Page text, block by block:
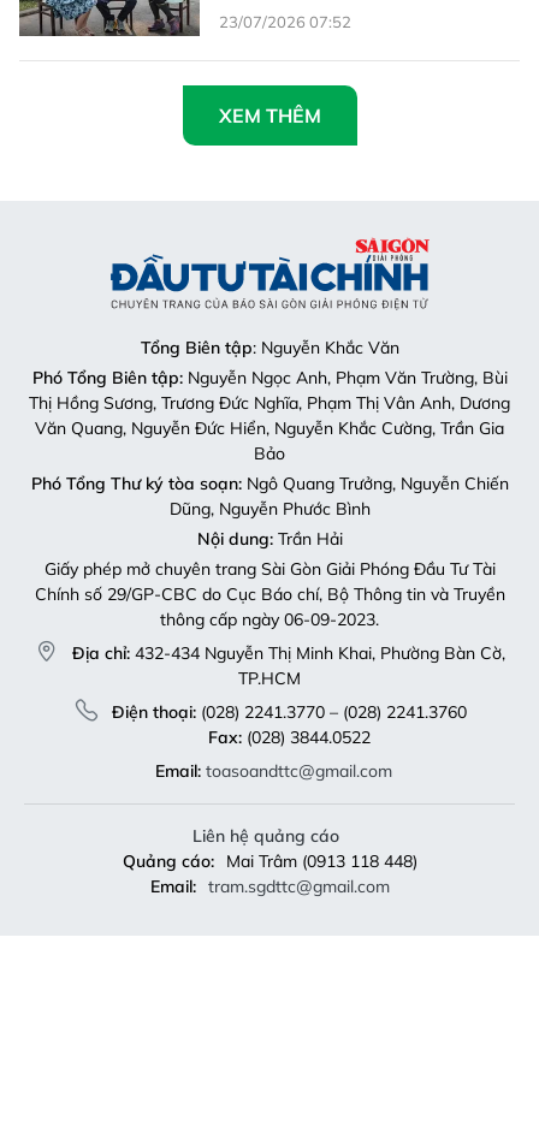
23/07/2026 07:52
XEM THÊM
Tổng Biên tập: Nguyễn Khắc Văn
Phó Tổng Biên tập:Nguyễn Ngọc Anh, Phạm Văn Trường, Bùi
Thị Hồng Sương, Trương Đức Nghĩa, Phạm Thị Vân Anh, Dương
Văn Quang, Nguyễn Đức Hiển, Nguyễn Khắc Cường, Trần Gia
Bảo
Phó Tổng Thư ký tòa soạn:Ngô Quang Trưởng, Nguyễn Chiến
Dũng, Nguyễn Phước Bình
Nội dung:Trần Hải
Giấy phép mở chuyên trang Sài Gòn Giải Phóng Đầu Tư Tài
Chính số 29/GP-CBC do Cục Báo chí, Bộ Thông tin và Truyền
thông cấp ngày 06-09-2023.
Địa chỉ: 432-434 Nguyễn Thị Minh Khai, Phường Bàn Cờ,
TP.HCM
Điện thoại:(028) 2241.3770 – (028) 2241.3760
Fax:(028) 3844.0522
Email: toasoandttc@gmail.com
Liên hệ quảng cáo
Quảng cáo:
Mai Trâm (0913 118 448)
Email: tram.sgdttc@gmail.com